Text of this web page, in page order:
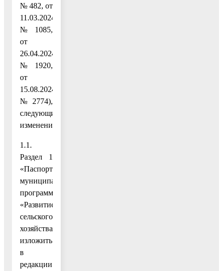
№ 482, от
11.03.2024
№ 1085,
от
26.04.2024
№ 1920,
от
15.08.2024
№ 2774),
следующие
изменения:
1.1.
Раздел 1
«Паспорт
муниципальной
программы
«Развитие
сельского
хозяйства»
изложить
в
редакции